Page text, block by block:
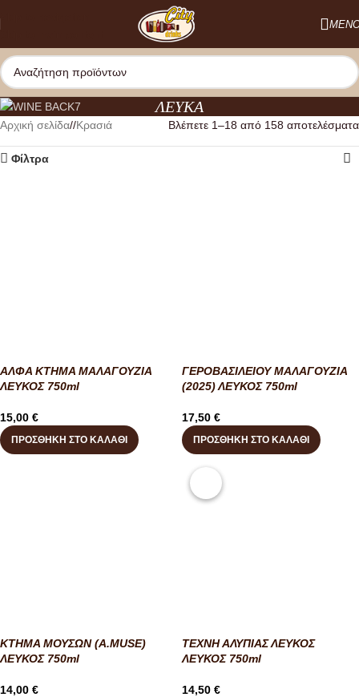
ΛΕΥΚΑ
Αρχική σελίδα/ Κρασιά Βλέπετε 1–18 από 158 αποτελέσματα
Φίλτρα
ΑΛΦΑ ΚΤΗΜΑ ΜΑΛΑΓΟΥΖΙΑ
ΛΕΥΚΟΣ 750ml
15,00 €
ΠΡΟΣΘΉΚΗ ΣΤΟ ΚΑΛΆΘΙ
ΓΕΡΟΒΑΣΙΛΕΙΟΥ ΜΑΛΑΓΟΥΖΙΑ
(2025) ΛΕΥΚΟΣ 750ml
17,50 €
ΠΡΟΣΘΉΚΗ ΣΤΟ ΚΑΛΆΘΙ
ΚΤΗΜΑ ΜΟΥΣΩΝ (A.MUSE)
ΛΕΥΚΟΣ 750ml
14,00 €
ΤΕΧΝΗ ΑΛΥΠΙΑΣ ΛΕΥΚΟΣ
ΛΕΥΚΟΣ 750ml
14,50 €